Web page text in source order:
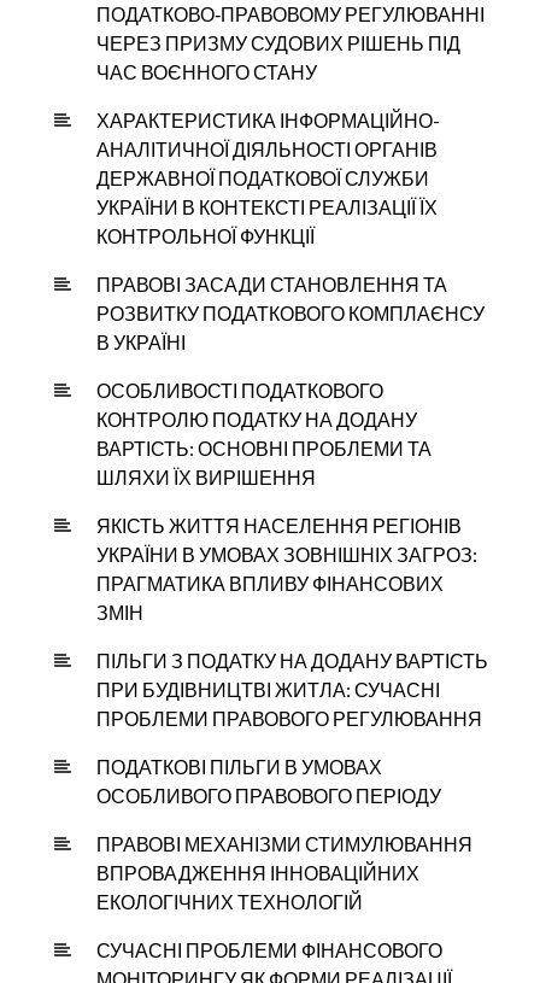
ПОДАТКОВО‑ПРАВОВОМУ РЕГУЛЮВАННІ
ЧЕРЕЗ ПРИЗМУ СУДОВИХ РІШЕНЬ ПІД
ЧАС ВОЄННОГО СТАНУ
ХАРАКТЕРИСТИКА ІНФОРМАЦІЙНО-
АНАЛІТИЧНОЇ ДІЯЛЬНОСТІ ОРГАНІВ
ДЕРЖАВНОЇ ПОДАТКОВОЇ СЛУЖБИ
УКРАЇНИ В КОНТЕКСТІ РЕАЛІЗАЦІЇ ЇХ
КОНТРОЛЬНОЇ ФУНКЦІЇ
ПРАВОВІ ЗАСАДИ СТАНОВЛЕННЯ ТА
РОЗВИТКУ ПОДАТКОВОГО КОМПЛАЄНСУ
В УКРАЇНІ
ОСОБЛИВОСТІ ПОДАТКОВОГО
КОНТРОЛЮ ПОДАТКУ НА ДОДАНУ
ВАРТІСТЬ: ОСНОВНІ ПРОБЛЕМИ ТА
ШЛЯХИ ЇХ ВИРІШЕННЯ
ЯКІСТЬ ЖИТТЯ НАСЕЛЕННЯ РЕГІОНІВ
УКРАЇНИ В УМОВАХ ЗОВНІШНІХ ЗАГРОЗ:
ПРАГМАТИКА ВПЛИВУ ФІНАНСОВИХ
ЗМІН
ПІЛЬГИ З ПОДАТКУ НА ДОДАНУ ВАРТІСТЬ
ПРИ БУДІВНИЦТВІ ЖИТЛА: СУЧАСНІ
ПРОБЛЕМИ ПРАВОВОГО РЕГУЛЮВАННЯ
ПОДАТКОВІ ПІЛЬГИ В УМОВАХ
ОСОБЛИВОГО ПРАВОВОГО ПЕРІОДУ
ПРАВОВІ МЕХАНІЗМИ СТИМУЛЮВАННЯ
ВПРОВАДЖЕННЯ ІННОВАЦІЙНИХ
ЕКОЛОГІЧНИХ ТЕХНОЛОГІЙ
СУЧАСНІ ПРОБЛЕМИ ФІНАНСОВОГО
МОНІТОРИНГУ ЯК ФОРМИ РЕАЛІЗАЦІЇ